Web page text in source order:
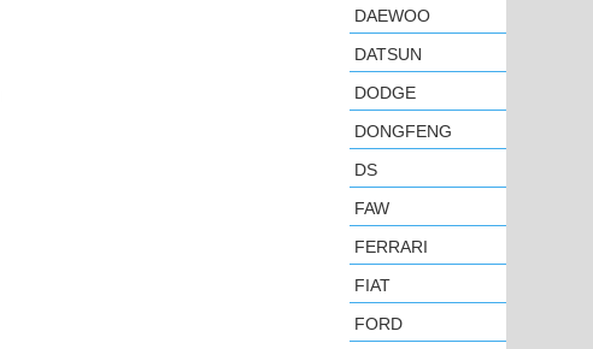
DAEWOO
DATSUN
DODGE
DONGFENG
DS
FAW
FERRARI
FIAT
FORD